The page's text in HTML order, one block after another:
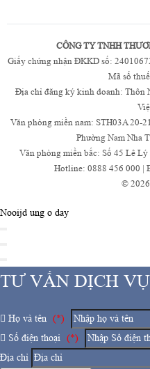
CÔNG TY TNHH
Giấy chứng nhận ĐKKD số:
Mã số
Địa chỉ đăng ký kinh doanh: Thôn
Văn phòng miền nam: STH03A 20-
Phường Nam Nha
Văn phòng miền bắc: Số 45 Lê
Hotline: 0888 456 000 |
© 2026
Nooijd ung o day
TƯ VẤN DỊCH VỤ
Họ và tên
(*)
Số điện thoại
(*)
Địa chỉ